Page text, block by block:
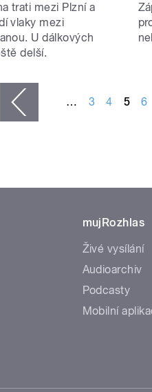
trati mezi Plzní a
vlaky mezi
U dálkových
delší.
… 3 4 5 6
mujRozhlas
Živé vysílání
Audioarchiv
Podcasty
Mobilní